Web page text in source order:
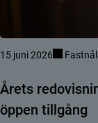
Årets
öppen tillgång
15 juni 2026